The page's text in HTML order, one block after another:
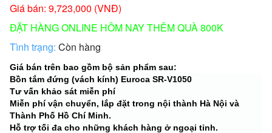
Giá bán: 9,723,000 (VNĐ)
ĐẶT HÀNG ONLINE HÔM NAY THÊM QUÀ 800K
Tình trạng: Còn hàng
Giá bán trên bao gồm bộ sản phẩm sau:
Bồn tắm đứng (vách kính) Euroca SR-V1050
Tư vấn khảo sát miễn phí
Miễn phí vận chuyển, lắp đặt trong nội thành Hà Nội và
Thành Phố Hồ Chí Minh.
Hỗ trợ tối đa cho những khách hàng ở ngoại tỉnh.